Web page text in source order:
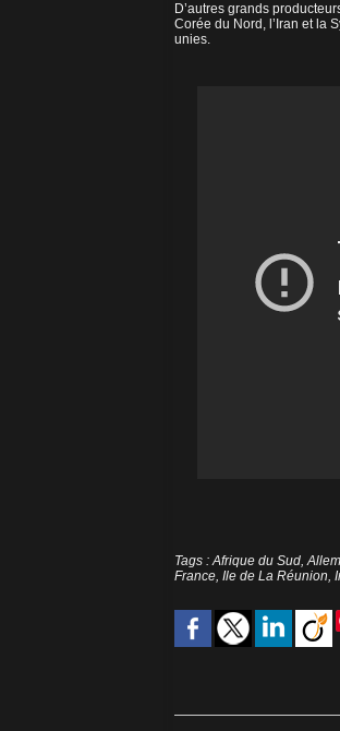
D’autres grands
Corée du Nord, l’Iran et la
unies.
Tags :Afrique du Sud,
France, Ile de La Réunion,